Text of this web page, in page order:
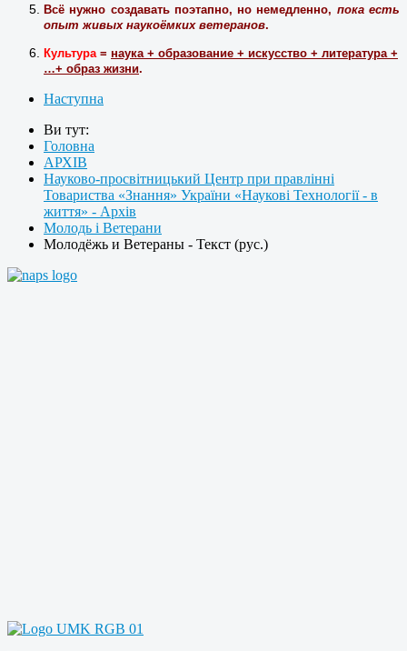
Всё нужно создавать поэтапно, но немедленно, пока есть
опыт живых наукоёмких ветеранов.
Культура= наука + образование + искусство + литература +
…+ образ жизни.
Наступна
Ви тут:
Головна
АРХІВ
Науково-просвітницький Центр при правлінні
Товариства «Знання» України «Наукові Технології - в
життя» - Архів
Молодь і Ветерани
Молодёжь и Ветераны - Текст (рус.)